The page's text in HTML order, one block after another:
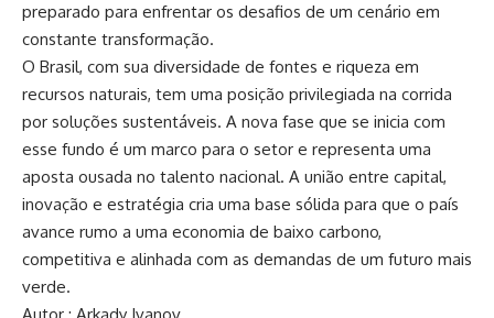
preparado para enfrentar os desafios de um cenário em
constante transformação.
O Brasil, com sua diversidade de fontes e riqueza em
recursos naturais, tem uma posição privilegiada na corrida
por soluções sustentáveis. A nova fase que se inicia com
esse fundo é um marco para o setor e representa uma
aposta ousada no talento nacional. A união entre capital,
inovação e estratégia cria uma base sólida para que o país
avance rumo a uma economia de baixo carbono,
competitiva e alinhada com as demandas de um futuro mais
verde.